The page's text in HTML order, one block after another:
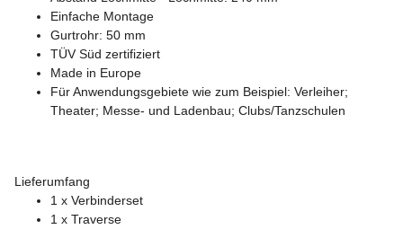
Einfache Montage
Gurtrohr: 50 mm
TÜV Süd zertifiziert
Made in Europe
Für Anwendungsgebiete wie zum Beispiel: Verleiher;
Theater; Messe- und Ladenbau; Clubs/Tanzschulen
Lieferumfang
1 x Verbinderset
1 x Traverse